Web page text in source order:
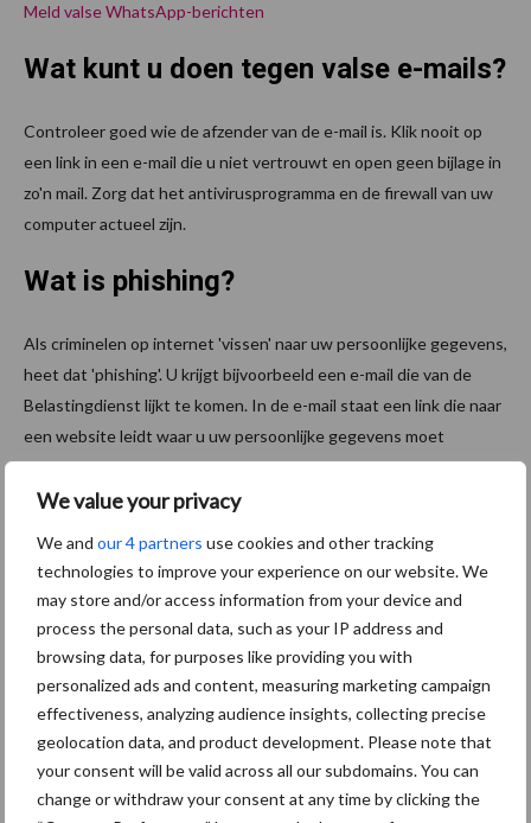
We value your privacy
We and our 4 partners use cookies and other tracking
technologies to improve your experience on our website. We
may store and/or access information from your device and
process the personal data, such as your IP address and
browsing data, for purposes like providing you with
personalized ads and content, measuring marketing campaign
effectiveness, analyzing audience insights, collecting precise
geolocation data, and product development. Please note that
your consent will be valid across all our subdomains. You can
change or withdraw your consent at any time by clicking the
Meld valse WhatsApp-berichten
Wat kunt u doen tegen valse e-mails?
Controleer goed wie de afzender van de e-mail is. Klik nooit op
een link in een e-mail die u niet vertrouwt en open geen bijlage in
zo'n mail. Zorg dat het antivirusprogramma en de firewall van uw
computer actueel zijn.
Wat is phishing?
Als criminelen op internet 'vissen' naar uw persoonlijke gegevens,
heet dat 'phishing'. U krijgt bijvoorbeeld een e-mail die van de
Belastingdienst lijkt te komen. In de e-mail staat een link die naar
een website leidt waar u uw persoonlijke gegevens moet
invullen. Valse berichten hebben vaak de volgende kenmerken:
De tekst is in slecht Nederlands. Maar zowel vertalingen als
logo’s en opmaak van teksten worden steeds beter.
De boodschap is vaak dat u een belastingteruggaaf krijgt of
juist dat u een bedrag moet betalen.
bijlage te openen. Of de afzender eindigt
niet
op
@belastingdienst.nl.
Meer informatie